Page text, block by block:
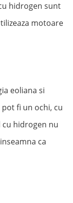
hidrogen sunt
motoare
eoliana si
fi un ochi, cu
hidrogen nu
ca